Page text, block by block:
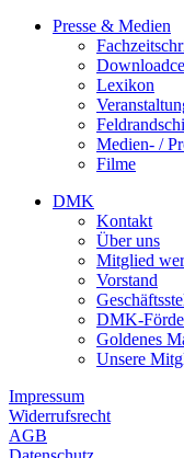
Presse & Medien
Lexikon
Medien- /
Filme
DMK
Kontakt
Über uns
Mitglied
Vorstand
DMK-
Goldenes
Unsere
Impressum
Widerrufsrecht
AGB